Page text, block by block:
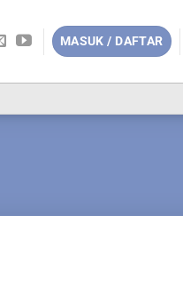
MASUK / DAFTAR